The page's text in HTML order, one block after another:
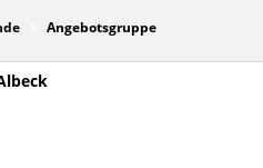
Angebotsgruppe